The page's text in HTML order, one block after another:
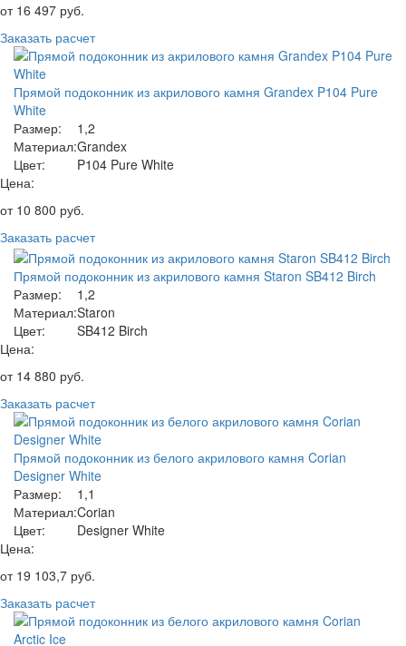
от 16 497 руб.
Заказать расчет
Прямой подоконник из акрилового камня Grandex P104 Pure
White
Размер:
1,2
Материал:Grandex
Цвет:
P104 Pure White
Цена:
от 10 800 руб.
Заказать расчет
Прямой подоконник из акрилового камня Staron SB412 Birch
Размер:
1,2
Материал:Staron
Цвет:
SB412 Birch
Цена:
от 14 880 руб.
Заказать расчет
Прямой подоконник из белого акрилового камня Corian
Designer White
Размер:
1,1
Материал:Corian
Цвет:
Designer White
Цена:
от 19 103,7 руб.
Заказать расчет